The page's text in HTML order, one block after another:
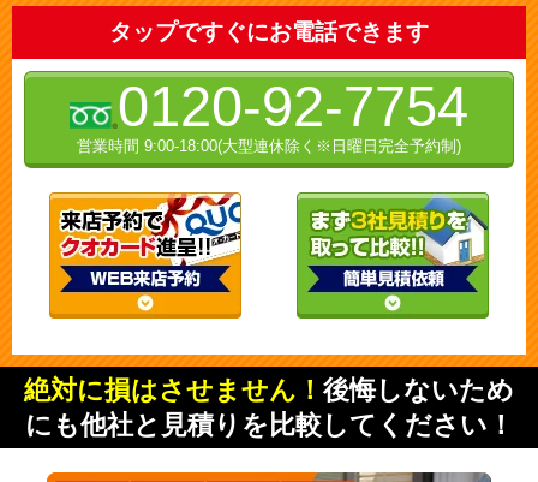
タップですぐにお電話できます
0120-92-7754
営業時間 9:00-18:00(大型連休除く※日曜日完全予約制)
絶対に損はさせません！ 後悔しないため
にも他社と見積りを比較してください！